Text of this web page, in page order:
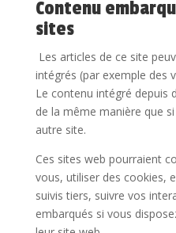
Contenu
sites
Les articles de ce site
intégrés (par exemple des
Le contenu intégré depuis
de la même manière que
autre site.
Ces sites web pourraient
vous, utiliser des cookies,
suivis tiers, suivre vos
embarqués si vous